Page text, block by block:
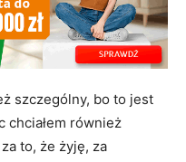
szczególny, bo to jest
chciałem również
to, że żyję, za